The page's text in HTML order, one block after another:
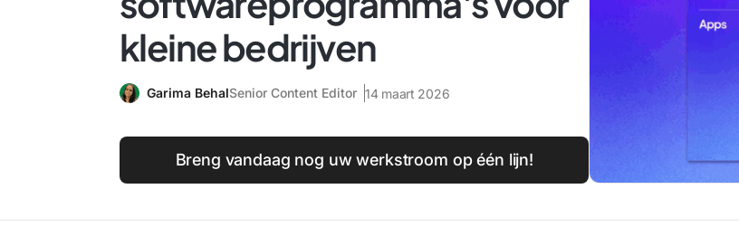
kleine bedrijven
Garima BehalSenior Content Editor 14 maart 2026
Breng vandaag nog uw werkstroom op één lijn!